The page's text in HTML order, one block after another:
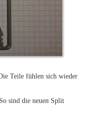
Teile fühlen sich wieder
sind die neuen Split